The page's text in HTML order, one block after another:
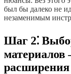
был бы далеко не
незаменимым
Шаг 2⁚
материалов
расширения